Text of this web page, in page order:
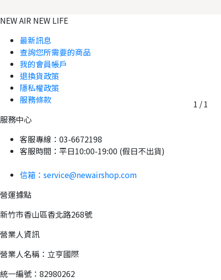
1 /1
NEW AIR NEW LIFE
最新訊息
查詢您所需要的商品
我的會員帳戶
退換貨政策
隱私權政策
服務條款
服務中心
客服專線：03-6672198
客服時間：平日10:00-19:00 (假日不出貨)
信箱：service@newairshop.com
營運據點
新竹市香山區香北路268號
營業人資訊
營業人名稱：立亨國際
統一編號：82980262